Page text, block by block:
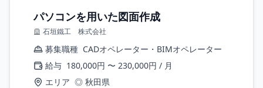
パソコンを用いた図面作成
石垣鐵工 株式会社
募集職種 CADオペレーター・BIMオペレーター
給与 180,000円 〜 230,000円 / 月
エリア ◎ 秋田県